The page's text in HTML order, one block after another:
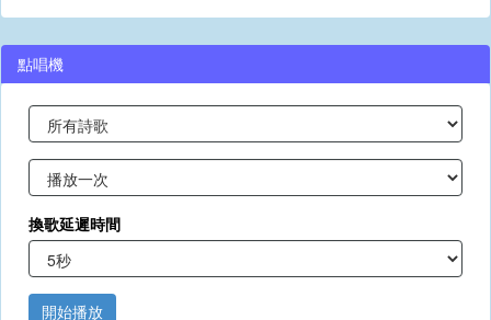
點唱機
換歌延遲時間
開始播放